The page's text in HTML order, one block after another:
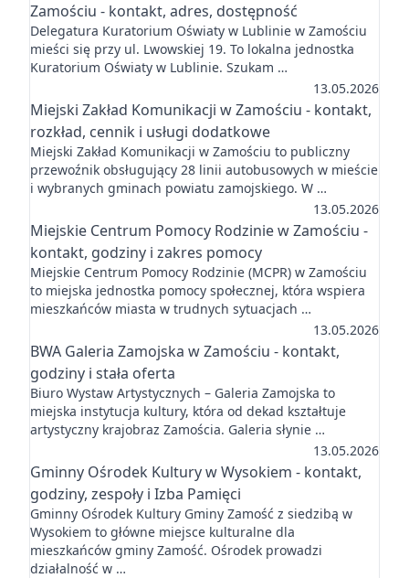
Zamościu - kontakt, adres, dostępność
Delegatura Kuratorium Oświaty w Lublinie w Zamościu
mieści się przy ul. Lwowskiej 19. To lokalna jednostka
Kuratorium Oświaty w Lublinie. Szukam …
13.05.2026
Miejski Zakład Komunikacji w Zamościu - kontakt,
rozkład, cennik i usługi dodatkowe
Miejski Zakład Komunikacji w Zamościu to publiczny
przewoźnik obsługujący 28 linii autobusowych w mieście
i wybranych gminach powiatu zamojskiego. W …
13.05.2026
Miejskie Centrum Pomocy Rodzinie w Zamościu -
kontakt, godziny i zakres pomocy
Miejskie Centrum Pomocy Rodzinie (MCPR) w Zamościu
to miejska jednostka pomocy społecznej, która wspiera
mieszkańców miasta w trudnych sytuacjach …
13.05.2026
BWA Galeria Zamojska w Zamościu - kontakt,
godziny i stała oferta
Biuro Wystaw Artystycznych – Galeria Zamojska to
miejska instytucja kultury, która od dekad kształtuje
artystyczny krajobraz Zamościa. Galeria słynie …
13.05.2026
Gminny Ośrodek Kultury w Wysokiem - kontakt,
godziny, zespoły i Izba Pamięci
Gminny Ośrodek Kultury Gminy Zamość z siedzibą w
Wysokiem to główne miejsce kulturalne dla
mieszkańców gminy Zamość. Ośrodek prowadzi
działalność w …